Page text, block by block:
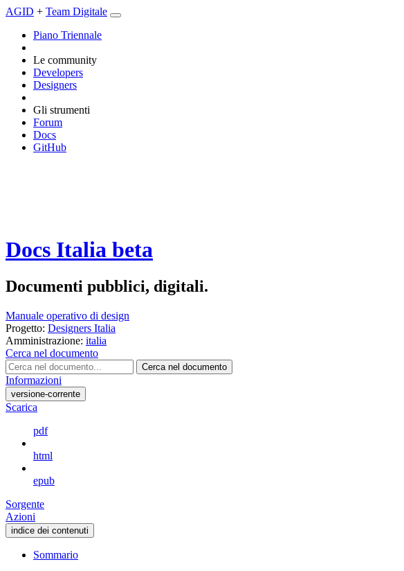
AGID + Team Digitale
Piano Triennale
Le community
Developers
Designers
Gli strumenti
Forum
Docs
GitHub
Docs Italia beta
Documenti pubblici, digitali.
Manuale operativo di design
Progetto: Designers Italia
Amministrazione: italia
Cerca nel documento
Cerca nel documento
Informazioni
versione-corrente
Scarica
pdf
html
epub
Sorgente
Azioni
indice dei contenuti
Sommario